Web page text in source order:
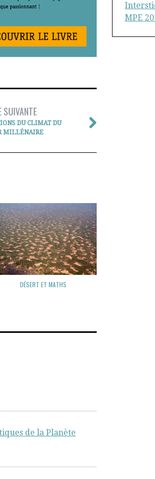
SUIVANTE
DU CLIMAT DU
MILLÉNAIRE
DÉSERT ET MATHS
de la Planète
MPE